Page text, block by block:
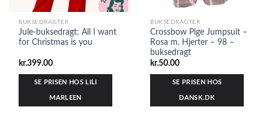
BUKSEDRAGTER
Jule-buksedragt: All I want
for Christmas is you
kr.399.00
SE PRISEN HOS LILI
MARLEEN
BUKSEDRAGTER
Crossbow Pige Jumpsuit –
Rosa m. Hjerter – 98 –
buksedragt
kr.50.00
SE PRISEN HOS
DANSK.DK